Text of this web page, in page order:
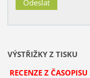
VÝSTŘIŽKY Z TISKU
RECENZE Z